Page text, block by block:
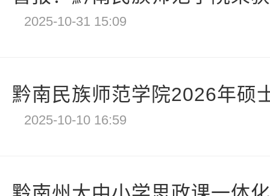
2025-10-31 15:09
黔南民族师范学院2026年硕
2025-10-10 16:59